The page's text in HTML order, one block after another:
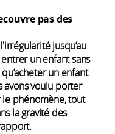
pas des
jusqu’au
un enfant sans
un enfant
avons voulu porter
le phénomène, tout
la gravité des